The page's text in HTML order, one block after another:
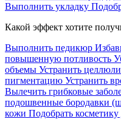
Выполнить укладку
Какой эффект хотите
Выполнить педикюр
повышенную потливость
объемы Устранить
пигментацию Устранить
Вылечить грибковые
подошвенные бородавки
кожи Подобрать косметику